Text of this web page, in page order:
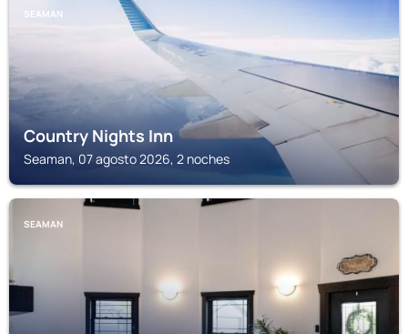
SEAMAN
Country Nights Inn
Seaman, 07 agosto 2026, 2 noches
SEAMAN